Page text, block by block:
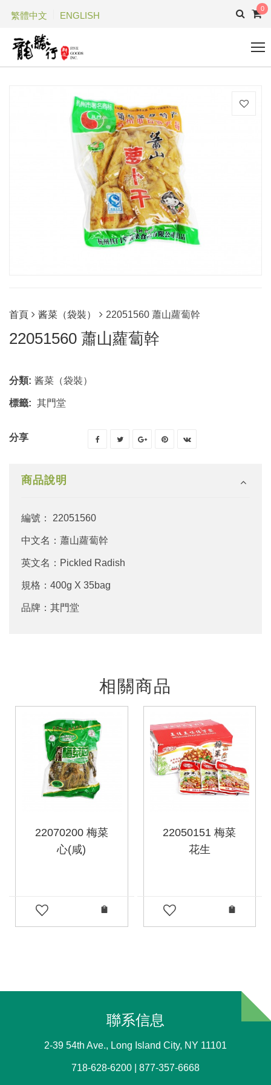
繁體中文 ENGLISH
0
首頁 酱菜（袋裝） 22051560 蕭山蘿蔔幹
22051560 蕭山蘿蔔幹
分類: 酱菜（袋裝）
標籤: 其門堂
分享
商品說明
編號： 22051560
中文名：蕭山蘿蔔幹
英文名：Pickled Radish
規格：400g X 35bag
品牌：其門堂
相關商品
22070200 梅菜
心(咸)
22050151 梅菜
花生
聯系信息
2-39 54th Ave., Long Island City, NY 11101
718-628-6200 | 877-357-6668